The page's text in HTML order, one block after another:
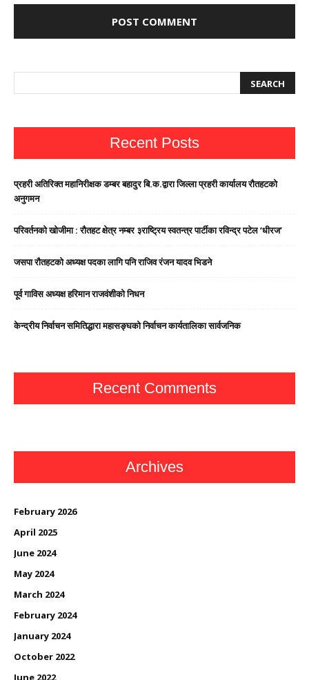
Recent Posts
प्रहरी अतिरिक्त महानिरीक्षक डम्बर बहादुर बि.क.द्वारा जिल्ला प्रहरी कार्यालय रौतहटको
अनुगमन
परिवर्तनको खोजीमा : रौतहट क्षेत्र नम्बर ३राष्ट्रिय स्वतन्त्र पार्टीका रविन्द्र पटेल ‘धीरज’
जसपा राैतहटको अध्यक्ष पदका लागि पनि राजिव रंजन यादव भिडने
पूर्व गाविस अध्यक्ष हरिमान राजवंशीको निधन
केन्द्रीय निर्वाचन समितिद्धारा महासङ्घको निर्वाचन कार्यतालिका सार्वजनिक
Recent Comments
Archives
February 2026
April 2025
June 2024
May 2024
March 2024
February 2024
January 2024
October 2022
June 2022